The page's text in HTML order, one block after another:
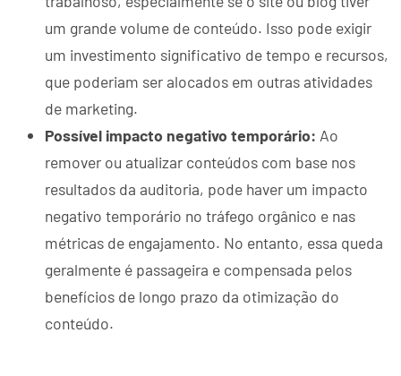
um grande volume de conteúdo. Isso pode exigir
um investimento significativo de tempo e recursos,
que poderiam ser alocados em outras atividades
de marketing.
Possível impacto negativo temporário: Ao
remover ou atualizar conteúdos com base nos
resultados da auditoria, pode haver um impacto
negativo temporário no tráfego orgânico e nas
métricas de engajamento. No entanto, essa queda
geralmente é passageira e compensada pelos
benefícios de longo prazo da otimização do
conteúdo.